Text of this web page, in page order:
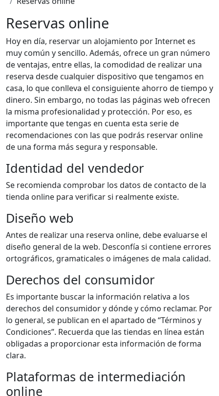
Reservas online
Hoy en día, reservar un alojamiento por Internet es
muy común y sencillo. Además, ofrece un gran número
de ventajas, entre ellas, la comodidad de realizar una
reserva desde cualquier dispositivo que tengamos en
casa, lo que conlleva el consiguiente ahorro de tiempo y
dinero. Sin embargo, no todas las páginas web ofrecen
la misma profesionalidad y protección. Por eso, es
importante que tengas en cuenta esta serie de
recomendaciones con las que podrás reservar online
de una forma más segura y responsable.
Identidad del vendedor
Se recomienda comprobar los datos de contacto de la
tienda online para verificar si realmente existe.
Diseño web
Antes de realizar una reserva online, debe evaluarse el
diseño general de la web. Desconfía si contiene errores
ortográficos, gramaticales o imágenes de mala calidad.
Derechos del consumidor
Es importante buscar la información relativa a los
derechos del consumidor y dónde y cómo reclamar. Por
lo general, se publican en el apartado de “Términos y
Condiciones”. Recuerda que las tiendas en línea están
obligadas a proporcionar esta información de forma
clara.
Plataformas de intermediación
online